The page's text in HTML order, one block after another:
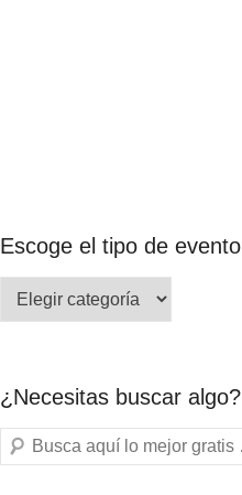
Escoge el tipo de evento
¿Necesitas buscar algo?
Buscar